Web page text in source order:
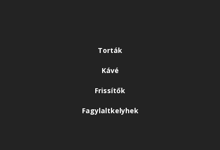
Torták
Kávé
Frissítők
Fagylaltkelyhek